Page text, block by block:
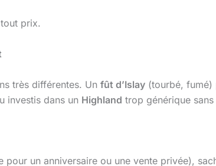
prix.
très différentes. Un fût d’Islay (tourbé, fumé)
investis dans un Highland trop générique
pour un anniversaire ou une vente privée),